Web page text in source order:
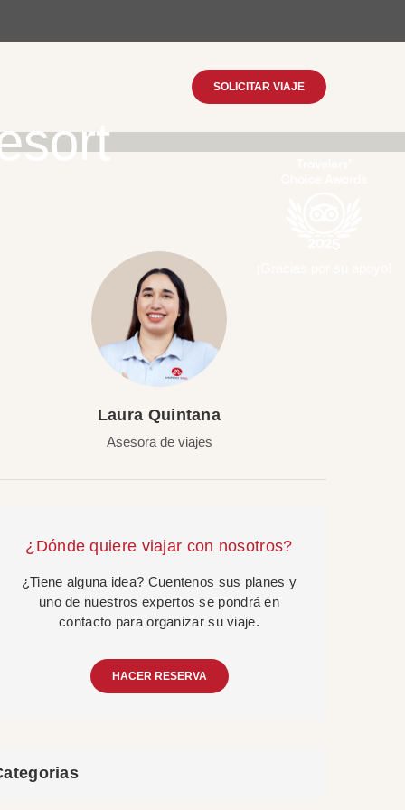
SOLICITAR VIAJE
Laura Quintana
Asesora de viajes
¿Dónde quiere viajar con nosotros?
¿Tiene alguna idea? Cuentenos sus planes y
uno de nuestros expertos se pondrá en
contacto para organizar su viaje.
HACER RESERVA